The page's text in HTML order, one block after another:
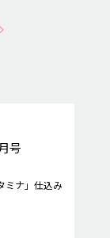
月号
ミナ」仕込み